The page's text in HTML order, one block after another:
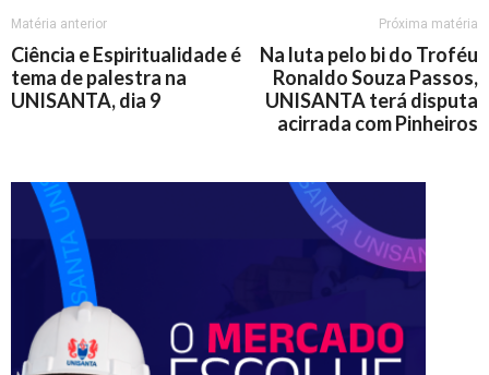
Matéria anterior
Ciência e Espiritualidade é
tema de palestra na
UNISANTA, dia 9
Próxima matéria
Na luta pelo bi do Troféu
Ronaldo Souza Passos,
UNISANTA terá disputa
acirrada com Pinheiros